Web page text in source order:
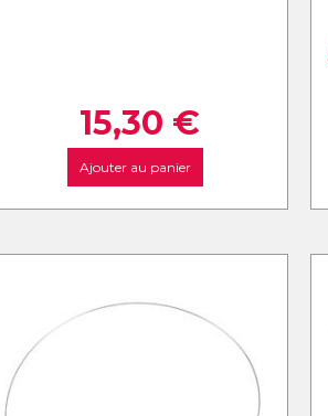
15,30 €
Ajouter au panier